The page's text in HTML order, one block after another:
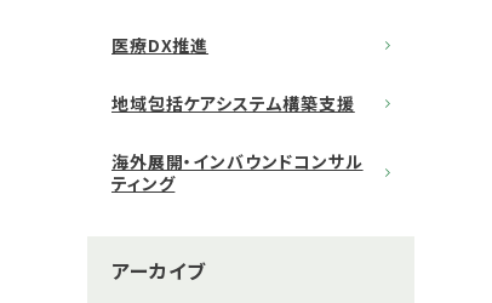
医療DX推進
地域包括ケアシステム構築支援
海外展開・インバウンドコンサル
ティング
アーカイブ